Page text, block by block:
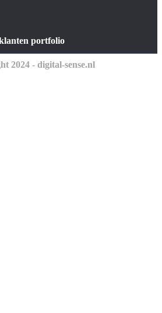
portfolio
2024 - digital-sense.nl